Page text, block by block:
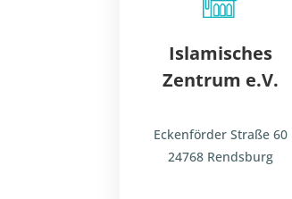
Islamisches
Zentrum e.V.
Eckenförder Straße 60
24768 Rendsburg